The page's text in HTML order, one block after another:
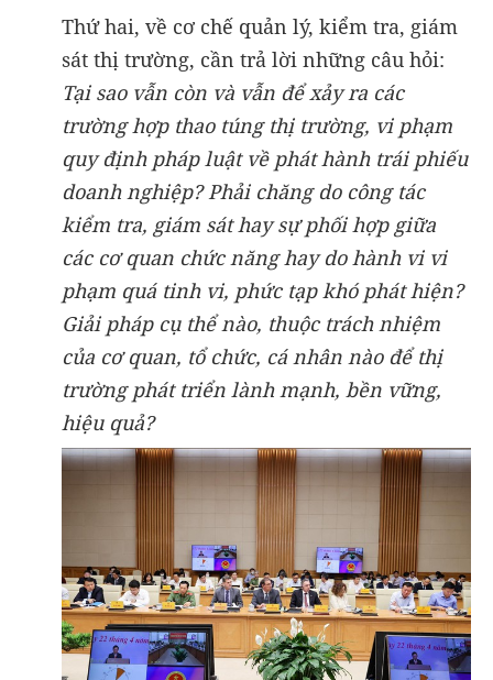
Thứ hai, về cơ chế quản lý, kiểm tra, giám
sát thị trường, cần trả lời những câu hỏi:
Tại sao vẫn còn và vẫn để xảy ra các
trường hợp thao túng thị trường, vi phạm
quy định pháp luật về phát hành trái phiếu
doanh nghiệp? Phải chăng do công tác
kiểm tra, giám sát hay sự phối hợp giữa
các cơ quan chức năng hay do hành vi vi
phạm quá tinh vi, phức tạp khó phát hiện?
Giải pháp cụ thể nào, thuộc trách nhiệm
của cơ quan, tổ chức, cá nhân nào để thị
trường phát triển lành mạnh, bền vững,
hiệu quả?